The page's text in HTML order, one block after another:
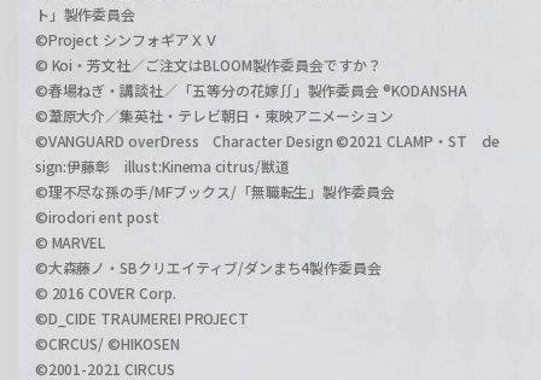
ト」製作委員会
©Project シンフォギアＸＶ
© Koi・芳文社／ご注文はBLOOM製作委員会ですか？
©春場ねぎ・講談社／「五等分の花嫁∬」製作委員会 ®KODANSHA
©葦原大介／集英社・テレビ朝日・東映アニメーション
©VANGUARD overDress Character Design ©2021 CLAMP・ST de
sign:伊藤彰 illust:Kinema citrus/獣道
©理不尽な孫の手/MFブックス/「無職転生」製作委員会
©irodori ent post
© MARVEL
©大森藤ノ・SBクリエイティブ/ダンまち4製作委員会
© 2016 COVER Corp.
©D_CIDE TRAUMEREI PROJECT
©CIRCUS/ ©HIKOSEN
©2001-2021 CIRCUS